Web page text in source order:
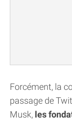
Forcément, la
passage de
Musk, les